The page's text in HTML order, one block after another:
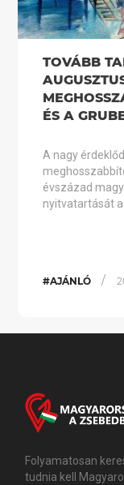
TOVÁBB
ÉS A
A nagy
évszázad
nyitvatartását a
#AJÁNLÓ /
Folyamatosan
tudnia kell